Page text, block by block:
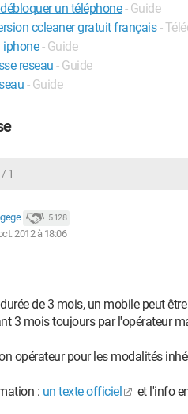
un téléphone - Guide
ccleaner gratuit français -
iphone - Guide
reseau - Guide
- Guide
1
5 128
2012 à 18:06
de 3 mois, un mobile peut
3 mois toujours par l'opérateur
opérateur pour les modalités
: un texte officiel et l'info